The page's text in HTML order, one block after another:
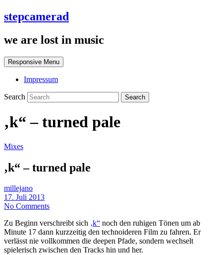
stepcamerad
we are lost in music
Responsive Menu
Impressum
Search
‚k“ – turned pale
Mixes
‚k“ – turned pale
millejano
17. Juli 2013
No Comments
Zu Beginn verschreibt sich ‚k“ noch den ruhigen Tönen um ab
Minute 17 dann kurzzeitig den technoideren Film zu fahren. Er
verlässt nie vollkommen die deepen Pfade, sondern wechselt
spielerisch zwischen den Tracks hin und her.